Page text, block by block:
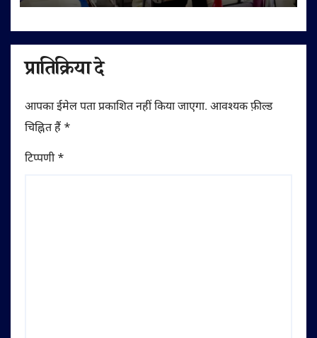
प्रातिक्रिया दे
आपका ईमेल पता प्रकाशित नहीं किया जाएगा. आवश्यक फ़ील्ड
चिह्नित हैं *
टिप्पणी*